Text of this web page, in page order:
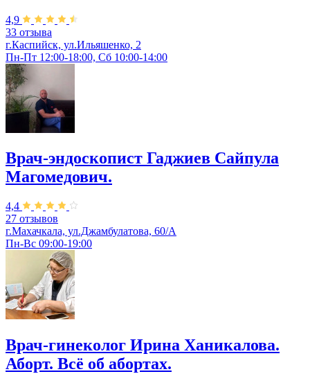
4,9
33 отзыва
г.Каспийск, ул.​Ильяшенко, 2
Пн-Пт 12:00-18:00, Сб 10:00-14:00
Врач-эндоскопист Гаджиев Сайпула
Магомедович.
4,4
27 отзывов
г.Махачкала, ул.Джамбулатова, 60/А
Пн-Вс 09:00-19:00
Врач-гинеколог Ирина Ханикалова.
Аборт. Всё об абортах.